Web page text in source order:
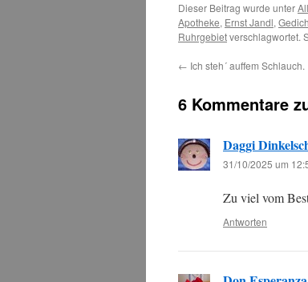
Dieser Beitrag wurde unter
Apotheke, Ernst Jandl,
Ruhrgebietverschlagwortet.
← Ich steh´ auffem Schlauch.
6 Kommentare
Daggi
31/10/2025 um
Zu viel vom
Antworten